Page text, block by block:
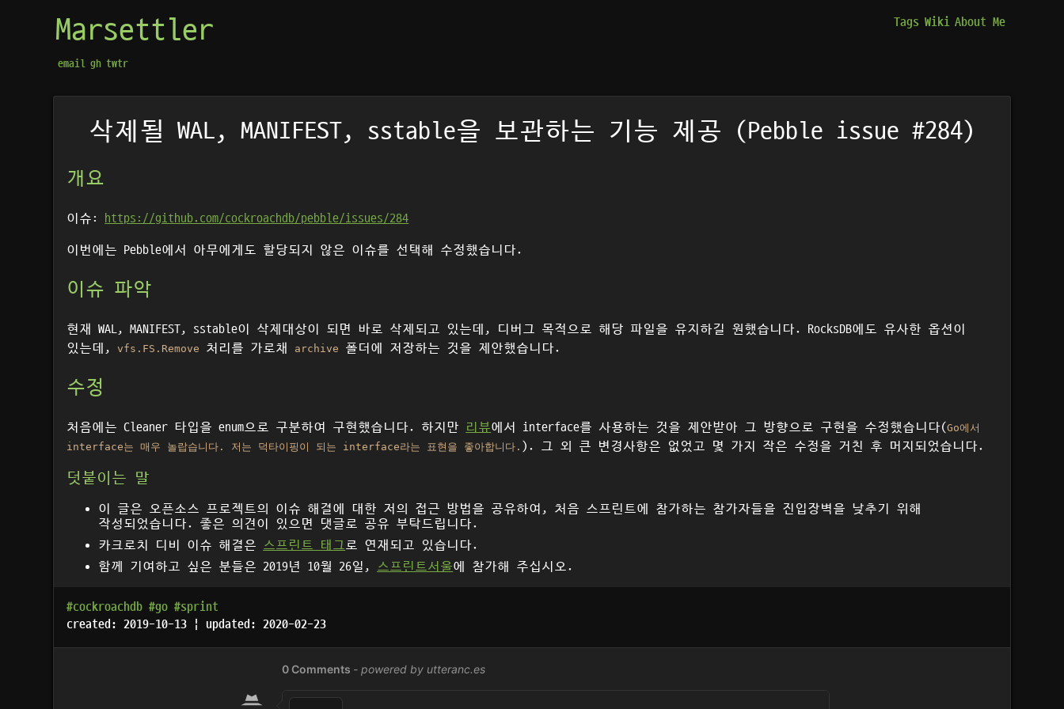
Marsettler Tags Wiki About Me
email gh twtr
삭제될 WAL, MANIFEST, sstable을 보관하는 기능 제공 (Pebble issue #284)
개요
이슈: https://github.com/cockroachdb/pebble/issues/284
이번에는 Pebble에서 아무에게도 할당되지 않은 이슈를 선택해 수정했습니다.
이슈 파악
현재 WAL, MANIFEST, sstable이 삭제대상이 되면 바로 삭제되고 있는데, 디버그 목적으로 해당 파일을 유지하길 원했습니다. RocksDB에도 유사한 옵션이
있는데,vfs.FS.Remove 처리를 가로채 archive 폴더에 저장하는 것을 제안했습니다.
수정
처음에는 Cleaner 타입을 enum으로 구분하여 구현했습니다. 하지만 리뷰에서 interface를 사용하는 것을 제안받아 그 방향으로 구현을 수정했습니다(Go에서
interface는 매우 놀랍습니다. 저는 덕타이핑이 되는 interface라는 표현을 좋아합니다. ). 그 외 큰 변경사항은 없었고 몇 가지 작은 수정을 거친 후 머지되었습니다.
덧붙이는 말
이 글은 오픈소스 프로젝트의 이슈 해결에 대한 저의 접근 방법을 공유하여, 처음 스프린트에 참가하는 참가자들을 진입장벽을 낮추기 위해
작성되었습니다. 좋은 의견이 있으면 댓글로 공유 부탁드립니다.
카크로치 디비 이슈 해결은 스프린트 태그로 연재되고 있습니다.
함께 기여하고 싶은 분들은 2019년 10월 26일, 스프린트서울에 참가해 주십시오.
#cockroachdb #go #sprint
created: 2019-10-13 | updated: 2020-02-23